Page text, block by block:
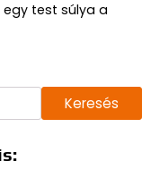
egy test súlya a
Keresés